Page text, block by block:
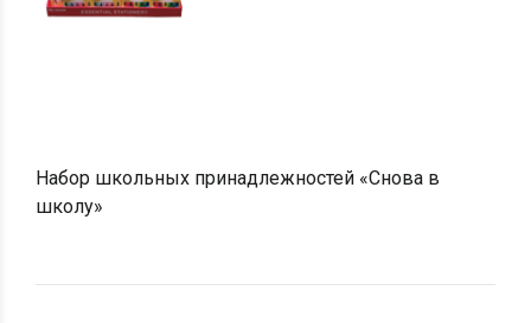
Набор школьных принадлежностей «Снова в
школу»